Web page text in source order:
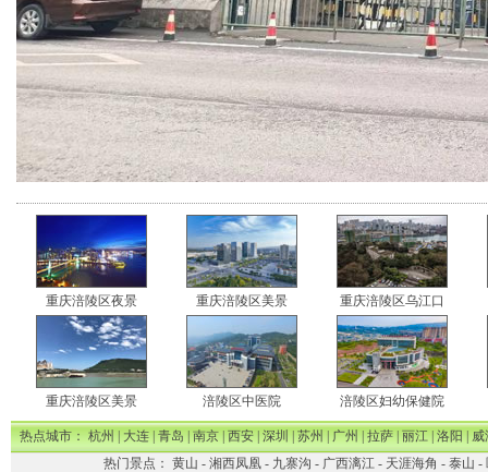
重庆涪陵区夜景 重庆涪陵区美景 重庆涪陵区乌江口
重庆涪陵区美景 涪陵区中医院 涪陵区妇幼保健院
热点城市：杭州|大连|青岛|南京|西安|深圳|苏州|广州|拉萨|丽江|洛阳|威
热门景点： 黄山 - 湘西凤凰- 九寨沟 - 广西漓江- 天涯海角 - 泰山 -